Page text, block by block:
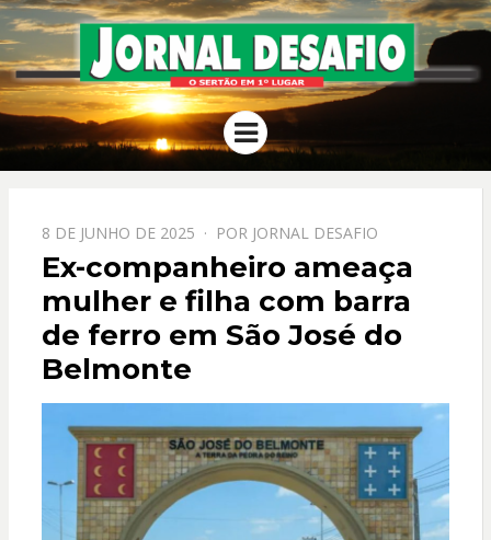
JORNAL
DESAFIO
O Sertão em 1º Lugar
Menu
PPOSTADO
EM
8 DE JUNHO DE 2025 POR JORNAL DESAFIO
Ex-companheiro ameaça
mulher e filha com barra
de ferro em São José do
Belmonte